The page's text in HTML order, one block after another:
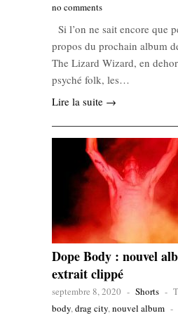
no comments
Si l’on ne sait encore que
propos du prochain album
The Lizard Wizard, en
psyché folk, les…
Lire la suite →
Dope Body : nouvel
extrait clippé
septembre 8, 2020 - Shorts -
body,drag city,nouvel album -